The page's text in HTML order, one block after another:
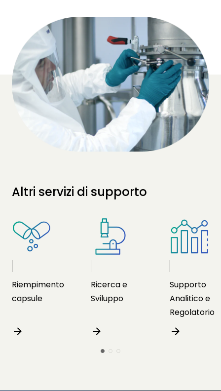
Altri servizi di supporto
Riempimento
capsule
Ricerca e
Sviluppo
Supporto
Analitico e
Regolatorio